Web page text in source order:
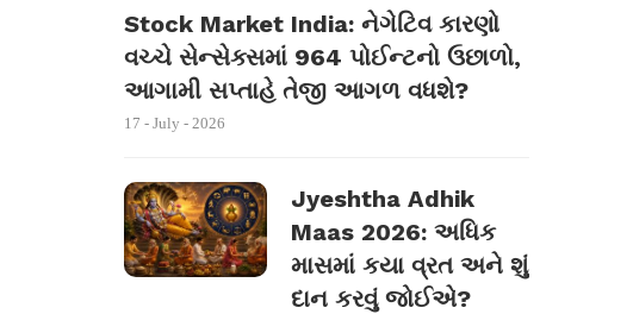
Stock Market India: નેગેટિવ કારણો
વચ્ચે સેન્સેક્સમાં 964 પોઈન્ટનો ઉછાળો,
આગામી સપ્તાહે તેજી આગળ વધશે?
17 - July - 2026
Jyeshtha Adhik
Maas 2026: અધિક
માસમાં કયા વ્રત અને શું
દાન કરવું જોઈએ?